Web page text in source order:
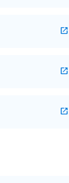
open_in_new
open_in_new
open_in_new